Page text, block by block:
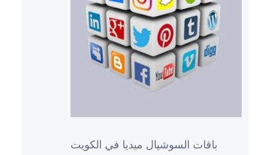
باقات السوشيال ميديا في الكويت